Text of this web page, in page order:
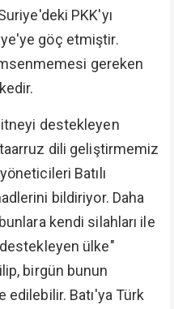
PKK'yı
göç etmiştir.
gereken
destekleyen
taarruz dili geliştirmemiz
Batılı
bildiriyor. Daha
kendi silahları ile
ülke"
birgün bunun
edilebilir. Batı'ya Türk